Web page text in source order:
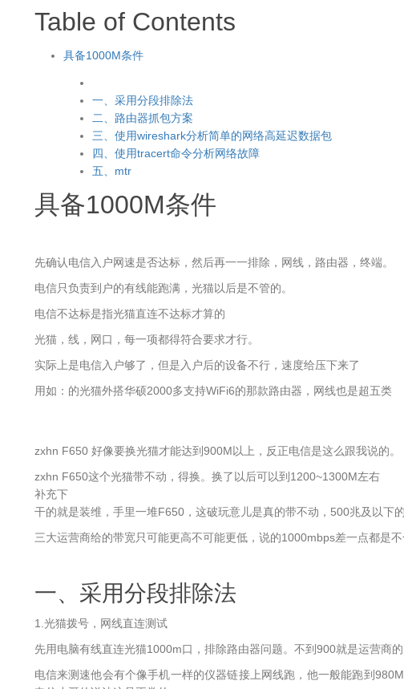
Table of Contents
具备1000M条件
一、采用分段排除法
二、路由器抓包方案
三、使用wireshark分析简单的网络高延迟数据包
四、使用tracert命令分析网络故障
五、mtr
具备1000M条件
先确认电信入户网速是否达标，然后再一一排除，网线，路由器，终端。
电信只负责到户的有线能跑满，光猫以后是不管的。
电信不达标是指光猫直连不达标才算的
光猫，线，网口，每一项都得符合要求才行。
实际上是电信入户够了，但是入户后的设备不行，速度给压下来了
用如：的光猫外搭华硕2000多支持WiFi6的那款路由器，网线也是超五类
zxhn F650 好像要换光猫才能达到900M以上，反正电信是这么跟我说的。
zxhn F650这个光猫带不动，得换。换了以后可以到1200~1300M左右
补充下
干的就是装维，手里一堆F650，这破玩意儿是真的带不动，500兆及以下的
三大运营商给的带宽只可能更高不可能更低，说的1000mbps差一点都是不
一、采用分段排除法
1.光猫拨号，网线直连测试
先用电脑有线直连光猫1000m口，排除路由器问题。不到900就是运营商
电信来测速他会有个像手机一样的仪器链接上网线跑，他一般能跑到